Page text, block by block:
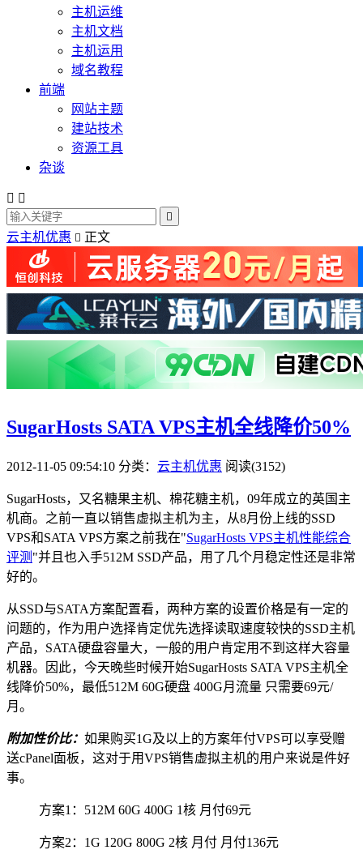
主机运维
主机文档
主机运用
域名教程
前端
网站主题
建站技术
资源工具
杂谈
 

云主机优惠  正文
SugarHosts SATA VPS主机全线降价50%
2012-11-05 09:54:10 分类： 云主机优惠 阅读(3152)
SugarHosts，又名糖果主机、棉花糖主机，09年成立的英国主
机商。之前一直以销售虚拟主机为主，从8月份上线的SSD
VPS和SATA VPS方案之前我在"SugarHosts VPS主机性能综合
评测 "并且也入手512M SSD产品，用了几个月稳定性还是非常
好的。
从SSD与SATA方案配置看，两种方案的设置价格是有一定的
问题的，作为用户选择肯定优先选择读取速度较快的SSD主机
产品，SATA硬盘容量大，一般的用户肯定用不到这样大容量
机器。因此，今天晚些时候开始SugarHosts SATA VPS主机全
线降价50%，最低512M 60G硬盘 400G月流量 只需要69元/
月。
附加性价比： 如果购买1G及以上的方案年付VPS可以享受赠
送cPanel面板，这对于用VPS销售虚拟主机的用户来说是件好
事。
方案1：512M 60G 400G 1核 月付69元
方案2：1G 120G 800G 2核 月付 月付136元